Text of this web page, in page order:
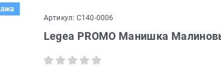
Артикул: C140-0006
Legea PROMO Манишка